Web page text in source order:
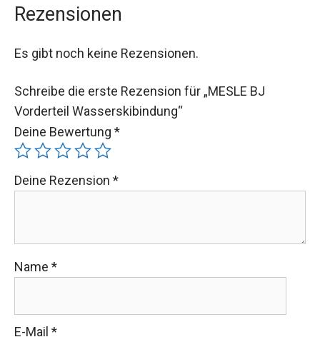
Rezensionen
Es gibt noch keine Rezensionen.
Schreibe die erste Rezension für „MESLE BJ
Vorderteil Wasserskibindung“
Deine Bewertung *
Deine Rezension *
Name *
E-Mail *